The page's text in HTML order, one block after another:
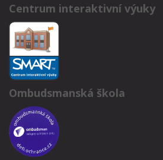
Centrum interaktivní výuky
Ombudsmanská škola